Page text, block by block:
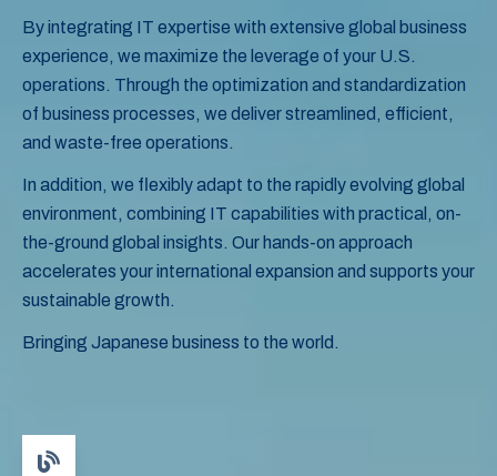
By integrating IT expertise with extensive global business
experience, we maximize the leverage of your U.S.
operations. Through the optimization and standardization
of business processes, we deliver streamlined, efficient,
and waste-free operations.
In addition, we flexibly adapt to the rapidly evolving global
environment, combining IT capabilities with practical, on-
the-ground global insights. Our hands-on approach
accelerates your international expansion and supports your
sustainable growth.
Bringing Japanese business to the world.